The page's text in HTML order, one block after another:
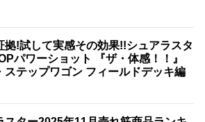
拠!試して実感その効果!!シュアラスタ
パワーショット 『ザ・体感！！』
ステップワゴン フィールドデッキ編